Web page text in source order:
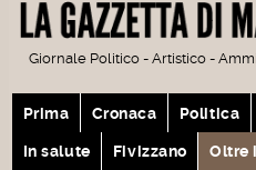
Giornale Politico - Artistico -
Prima Cronaca Politica
In salute Fivizzano Oltre